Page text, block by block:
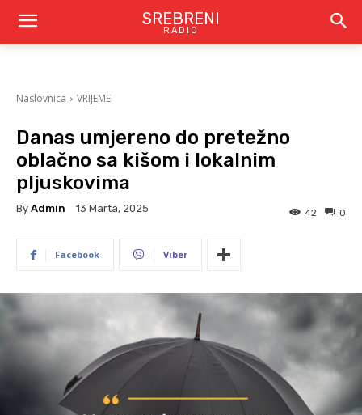
SREBRENI
RADIO
Naslovnica VRIJEME
Danas umjereno do pretežno
oblačno sa kišom i lokalnim
pljuskovima
By Admin 13 Marta, 2025 0
42
Facebook Viber